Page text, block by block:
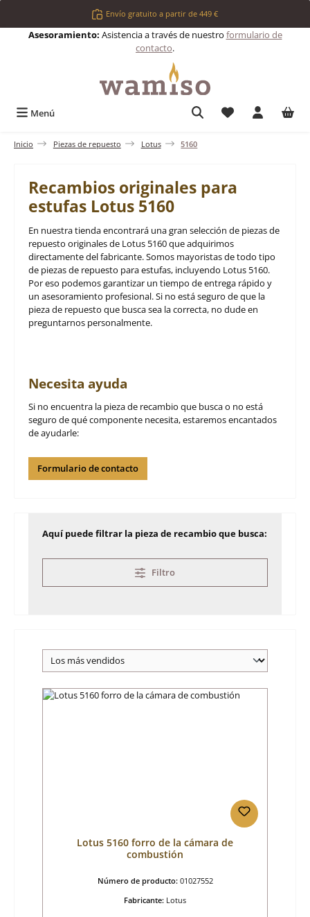
Saltar al contenido principalEnvío gratuito a partir de 449 €
Asesoramiento: Asistencia a través de nuestro formulario de
contacto.
Menú Tienes 0
Inicio Piezas de repuesto Lotus 5160
Recambios originales para
estufas Lotus 5160
En nuestra tienda encontrará una gran selección de piezas de
repuesto originales de Lotus 5160 que adquirimos
directamente del fabricante. Somos mayoristas de todo tipo
de piezas de repuesto para estufas, incluyendo Lotus 5160.
Por eso podemos garantizar un tiempo de entrega rápido y
un asesoramiento profesional. Si no está seguro de que la
pieza de repuesto que busca sea la correcta, no dude en
preguntarnos personalmente.
Necesita ayuda
Si no encuentra la pieza de recambio que busca o no está
seguro de qué componente necesita, estaremos encantados
de ayudarle:
Formulario de contacto
Aquí puede filtrar la pieza de recambio que busca:
Filtro
Lotus 5160 forro de la cámara de
combustión
Número de producto: 01027552
Fabricante: Lotus